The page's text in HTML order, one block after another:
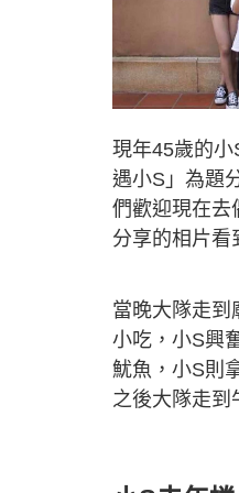
現年45歲的
遇小S」為題
們歡迎現在去
分享的相片看
當晚大隊走到
小吃，小S興
魷魚，小S則
之後大隊走到